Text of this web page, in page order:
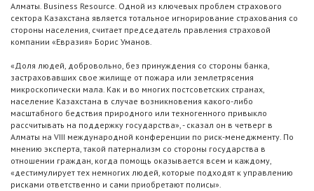
Алматы. Business Resource. Одной из ключевых проблем страхового
сектора Казахстана является тотальное игнорирование страхования со
стороны населения, считает председатель правления страховой
компании «Евразия» Борис Уманов.
«Доля людей, добровольно, без принуждения со стороны банка,
застраховавших свое жилище от пожара или землетрясения
микроскопически мала. Как и во многих постсоветских странах,
население Казахстана в случае возникновения какого-либо
масштабного бедствия природного или техногенного привыкло
рассчитывать на поддержку государства», - сказал он в четверг в
Алматы на VIII международной конференции по риск-менеджменту. По
мнению эксперта, такой патернализм со стороны государства в
отношении граждан, когда помощь оказывается всем и каждому,
«дестимулирует тех немногих людей, которые подходят к управлению
рисками ответственно и сами приобретают полисы».